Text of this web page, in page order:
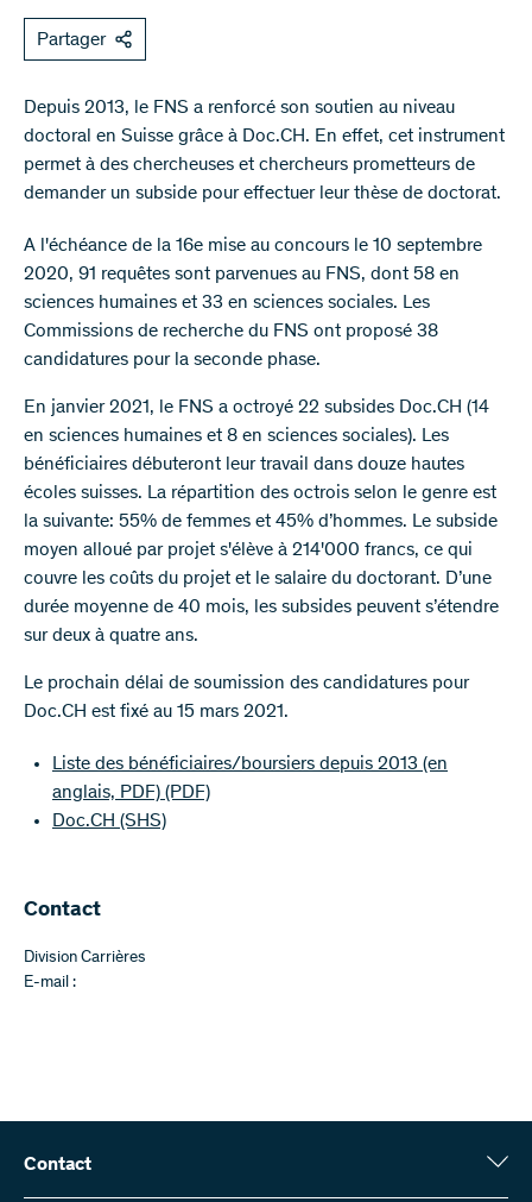
Partager
Depuis 2013, le FNS a renforcé son soutien au niveau
doctoral en Suisse grâce à Doc.CH. En effet, cet instrument
permet à des chercheuses et chercheurs prometteurs de
demander un subside pour effectuer leur thèse de doctorat.
A l'échéance de la 16e mise au concours le 10 septembre
2020, 91 requêtes sont parvenues au FNS, dont 58 en
sciences humaines et 33 en sciences sociales. Les
Commissions de recherche du FNS ont proposé 38
candidatures pour la seconde phase.
En janvier 2021, le FNS a octroyé 22 subsides Doc.CH (14
en sciences humaines et 8 en sciences sociales). Les
bénéficiaires débuteront leur travail dans douze hautes
écoles suisses. La répartition des octrois selon le genre est
la suivante: 55% de femmes et 45% d’hommes. Le subside
moyen alloué par projet s'élève à 214'000 francs, ce qui
couvre les coûts du projet et le salaire du doctorant. D’une
durée moyenne de 40 mois, les subsides peuvent s’étendre
sur deux à quatre ans.
Le prochain délai de soumission des candidatures pour
Doc.CH est fixé au 15 mars 2021.
Liste des bénéficiaires/boursiers depuis 2013 (en
anglais, PDF) (PDF)
Doc.CH (SHS)
Contact
Division Carrières
E-mail :
Contact